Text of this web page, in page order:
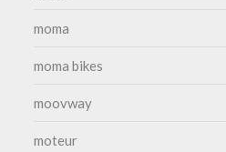
moma
moma bikes
moovway
moteur